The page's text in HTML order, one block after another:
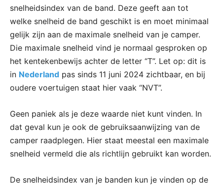
snelheidsindex van de band. Deze geeft aan tot
welke snelheid de band geschikt is en moet minimaal
gelijk zijn aan de maximale snelheid van je camper.
Die maximale snelheid vind je normaal gesproken op
het kentekenbewijs achter de letter “T”. Let op: dit is
in Nederland pas sinds 11 juni 2024 zichtbaar, en bij
oudere voertuigen staat hier vaak “NVT”.
Geen paniek als je deze waarde niet kunt vinden. In
dat geval kun je ook de gebruiksaanwijzing van de
camper raadplegen. Hier staat meestal een maximale
snelheid vermeld die als richtlijn gebruikt kan worden.
De snelheidsindex van je banden kun je vinden op de